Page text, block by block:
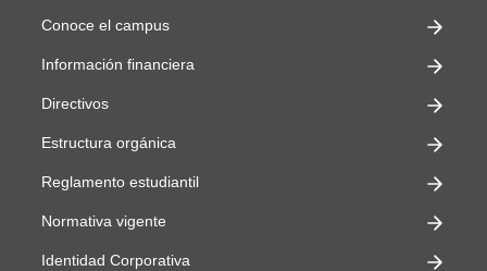
Conoce el campus
Información financiera
Directivos
Estructura orgánica
Reglamento estudiantil
Normativa vigente
Identidad Corporativa